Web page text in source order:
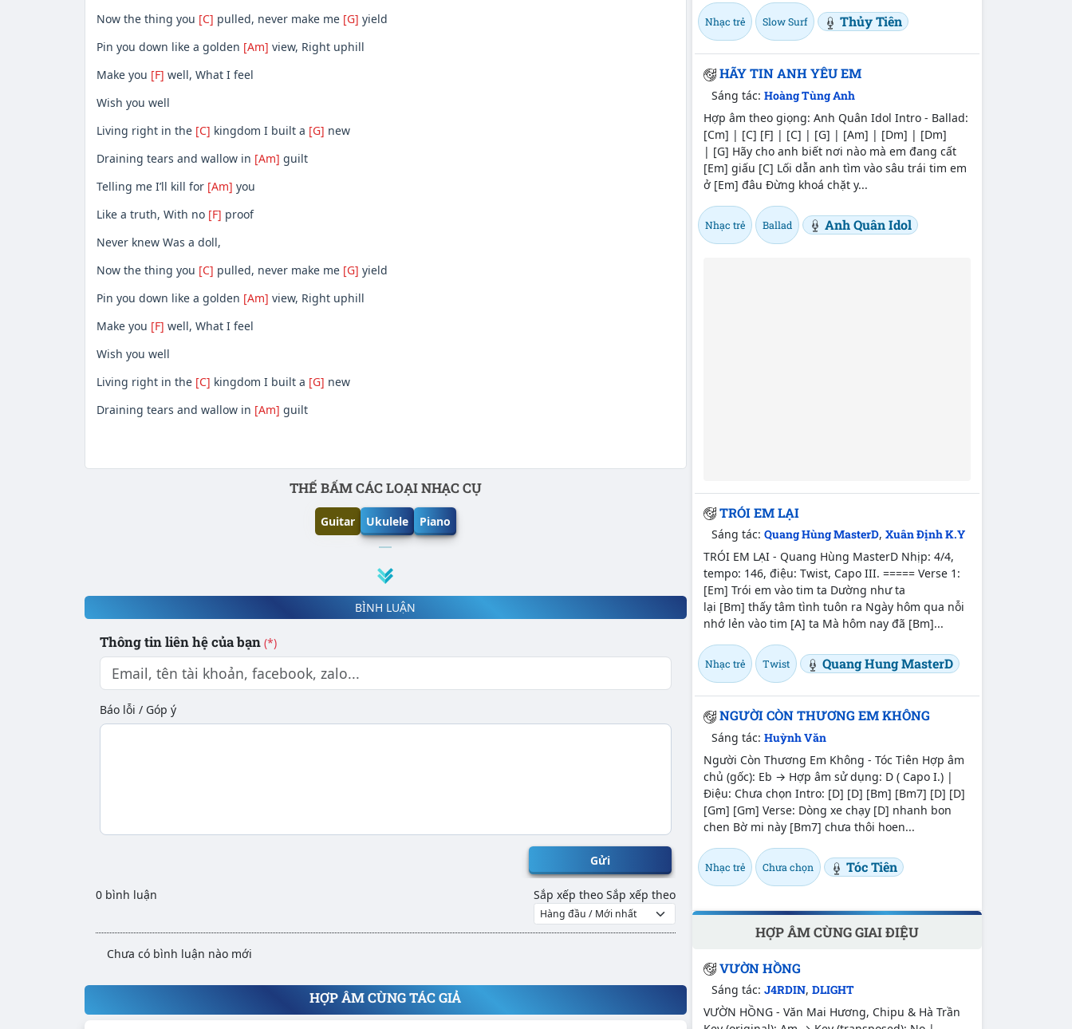
Now the thing you [C] pulled, never make me [G] yield
Pin you down like a golden [Am] view, Right uphill
Make you [F] well, What I feel
Wish you well
Living right in the [C] kingdom I built a [G] new
Draining tears and wallow in [Am] guilt
Telling me I’ll kill for [Am] you
Like a truth, With no [F] proof
Never knew Was a doll,
Now the thing you [C] pulled, never make me [G] yield
Pin you down like a golden [Am] view, Right uphill
Make you [F] well, What I feel
Wish you well
Living right in the [C] kingdom I built a [G] new
Draining tears and wallow in [Am] guilt
THẾ BẤM CÁC LOẠI NHẠC CỤ
Guitar Ukulele Piano
BÌNH LUẬN
Thông tin liên hệ của bạn (*)
Báo lỗi / Góp ý
Gửi
0 bình luận Sắp xếp theo Sắp xếp theo
Chưa có bình luận nào mới
HỢP ÂM CÙNG TÁC GIẢ
Nhạc trẻ Slow Surf Thủy Tiên
HÃY TIN ANH YÊU EM
Sáng tác:Hoàng Tùng Anh
Hợp âm theo giọng: Anh Quân Idol Intro - Ballad:
[Cm] | [C] [F] | [C] | [G] | [Am] | [Dm] | [Dm]
| [G] Hãy cho anh biết nơi nào mà em đang cất
[Em] giấu [C] Lối dẫn anh tìm vào sâu trái tim em
ở [Em] đâu Đừng khoá chặt y...
Nhạc trẻ Ballad Anh Quân Idol
TRÓI EM LẠI
Sáng tác:Quang Hùng MasterD,Xuân Định K.Y
TRÓI EM LẠI - Quang Hùng MasterD Nhịp: 4/4,
tempo: 146, điệu: Twist, Capo III. ===== Verse 1:
[Em] Trói em vào tim ta Dường như ta
lại [Bm] thấy tâm tình tuôn ra Ngày hôm qua nỗi
nhớ lẻn vào tim [A] ta Mà hôm nay đã [Bm]...
Nhạc trẻ Twist Quang Hung MasterD
NGƯỜI CÒN THƯƠNG EM KHÔNG
Sáng tác:Huỳnh Văn
Người Còn Thương Em Không - Tóc Tiên Hợp âm
chủ (gốc): Eb → Hợp âm sử dụng: D ( Capo I.) |
Điệu: Chưa chọn Intro: [D] [D] [Bm] [Bm7] [D] [D]
[Gm] [Gm] Verse: Dòng xe chạy [D] nhanh bon
chen Bờ mi này [Bm7] chưa thôi hoen...
Nhạc trẻ Chưa chọn Tóc Tiên
HỢP ÂM CÙNG GIAI ĐIỆU
VƯỜN HỒNG
Sáng tác:J4RDIN,DLIGHT
VƯỜN HỒNG - Văn Mai Hương, Chipu & Hà Trần